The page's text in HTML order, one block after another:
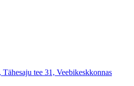
tee 31, Veebikeskkonnas